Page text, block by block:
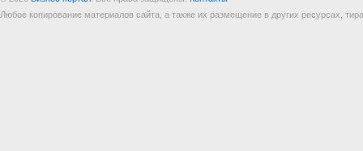
Любое копирование материалов сайта, а также их размещение в других ресурсах,